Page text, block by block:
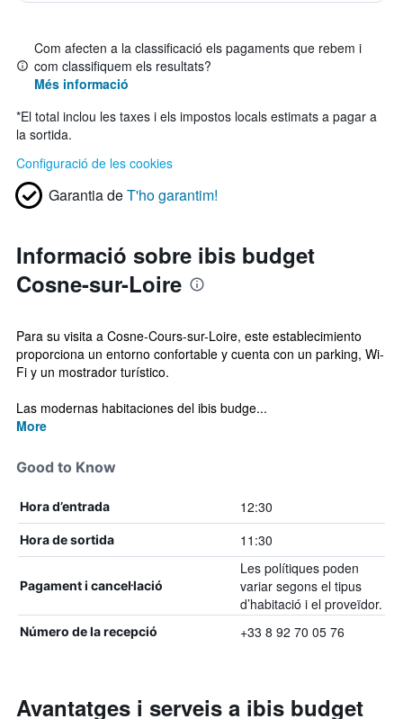
Com afecten a la classificació els pagaments que rebem i
com classifiquem els resultats?
Més informació
*El total inclou les taxes i els impostos locals estimats a pagar a
la sortida.
Configuració de les cookies
Garantia deT'ho garantim!
Informació sobre ibis budget
Cosne-sur-Loire
Para su visita a Cosne-Cours-sur-Loire, este establecimiento
proporciona un entorno confortable y cuenta con un parking, Wi-
Fi y un mostrador turístico.
Las modernas habitaciones del ibis budge...
More
Good to Know
Hora d’entrada 12:30
Hora de sortida 11:30
Pagament i cancel·lació
Les polítiques poden
variar segons el tipus
d’habitació i el proveïdor.
Número de la recepció +33 8 92 70 05 76
Avantatges i serveis a ibis budget